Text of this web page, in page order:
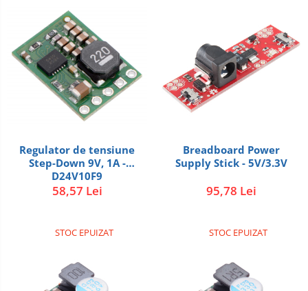
Regulator de tensiune
Step-Down 9V, 1A -
D24V10F9
58,57 Lei
STOC EPUIZAT
Breadboard Power
Supply Stick - 5V/3.3V
95,78 Lei
STOC EPUIZAT